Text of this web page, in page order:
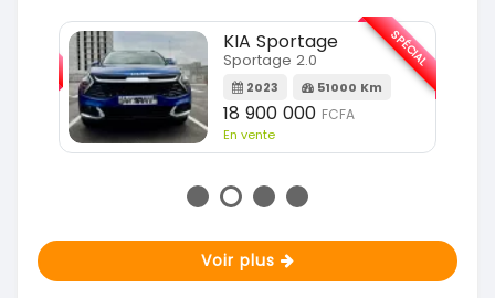
KIA Sportage
Sportage 2.0
2023 51000 Km
18 900 000 FCFA
En vente
SPÉCIAL
Voir plus